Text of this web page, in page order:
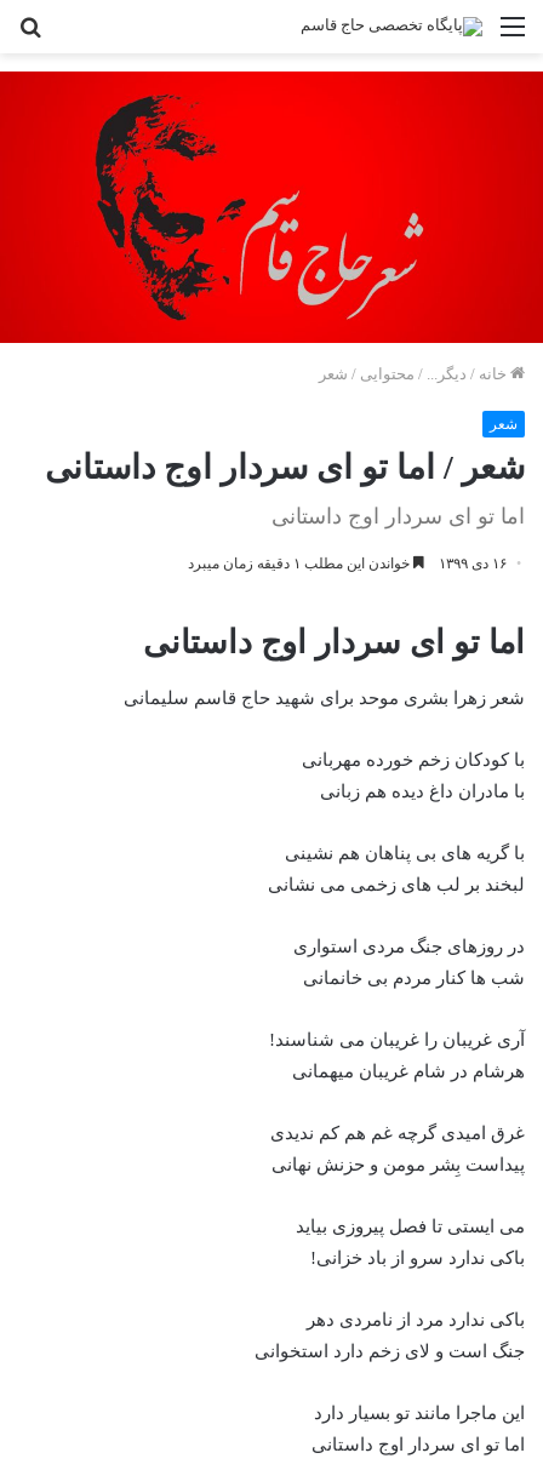
منو
خانه / دیگر... / محتوایی / شعر
شعر
شعر / اما تو ای سردار اوج داستانی
اما تو ای سردار اوج داستانی
۱۶ دی ۱۳۹۹ خواندن این مطلب ۱ دقیقه زمان میبرد
اما تو ای سردار اوج داستانی
شعر زهرا بشری موحد برای شهید حاج قاسم سلیمانی
با کودکان زخم خورده مهربانی
با مادران داغ دیده هم زبانی‌
با گریه های بی پناهان هم نشینی
لبخند بر لب های زخمی می نشانی
در روزهای جنگ مردی استواری
شب ها کنار مردم بی خانمانی
آری غریبان را غریبان می شناسند!
هرشام در شام غریبان میهمانی
غرق امیدی گرچه غم هم کم ندیدی
پیداست بِشر مومن و حزنش نهانی
می ایستی تا فصل پیروزی بیاید
باکی ندارد سرو از باد خزانی!
باکی ندارد مرد از نامردی دهر
جنگ‌ است و لای زخم دارد استخوانی
این ماجرا مانند تو بسیار دارد
اما تو ای سردار اوج داستانی